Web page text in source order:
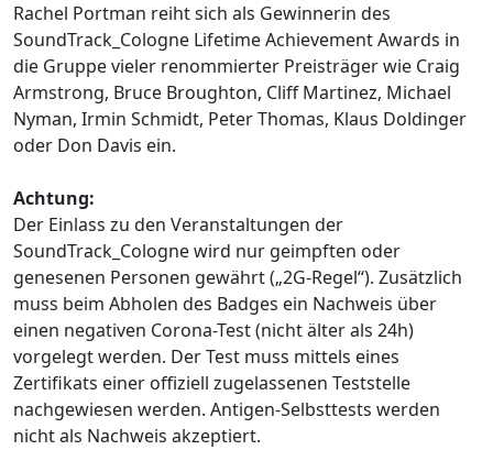
Rachel Portman reiht sich als Gewinnerin des
SoundTrack_Cologne Lifetime Achievement Awards in
die Gruppe vieler renommierter Preisträger wie Craig
Armstrong, Bruce Broughton, Cliff Martinez, Michael
Nyman, Irmin Schmidt, Peter Thomas, Klaus Doldinger
oder Don Davis ein.
Achtung:
Der Einlass zu den Veranstaltungen der
SoundTrack_Cologne wird nur geimpften oder
genesenen Personen gewährt („2G-Regel“). Zusätzlich
muss beim Abholen des Badges ein Nachweis über
einen negativen Corona-Test (nicht älter als 24h)
vorgelegt werden. Der Test muss mittels eines
Zertifikats einer offiziell zugelassenen Teststelle
nachgewiesen werden. Antigen-Selbsttests werden
nicht als Nachweis akzeptiert.